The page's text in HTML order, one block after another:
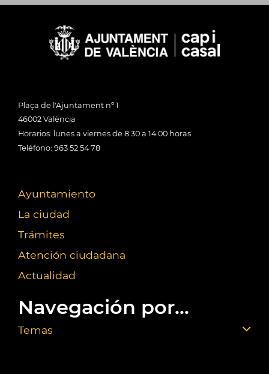
Plaça de l'Ajuntament nº 1
46002 València
Horarios: lunes a viernes de 8:30 a 14:00 horas
Teléfono: 963 52 54 78
Ayuntamiento
La ciudad
Trámites
Atención ciudadana
Actualidad
Navegación por...
Temas